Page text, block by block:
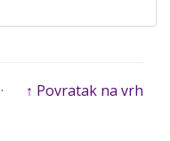
↑ Povratak na vrh